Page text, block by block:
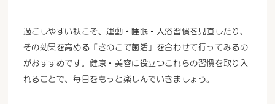
過ごしやすい秋こそ、運動・睡眠・入浴習慣を見直したり、
その効果を高める「きのこで菌活」を合わせて行ってみるの
がおすすめです。健康・美容に役立つこれらの習慣を取り入
れることで、毎日をもっと楽しんでいきましょう。